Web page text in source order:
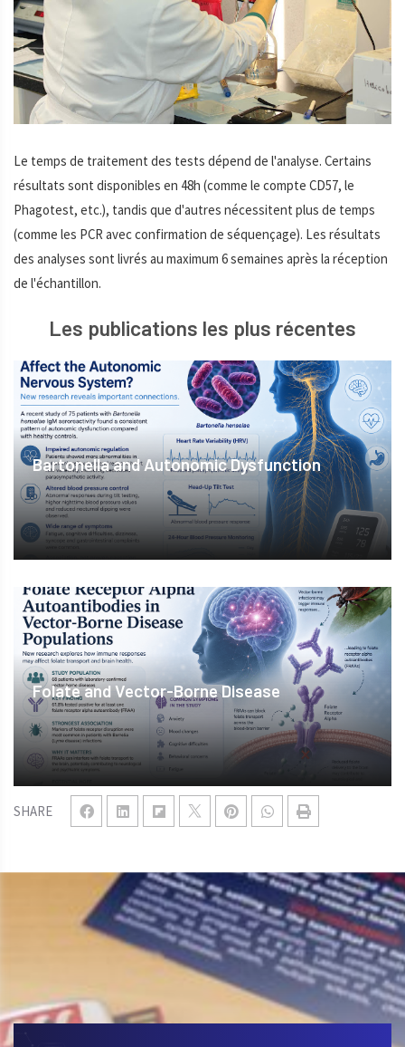
SHARE
Le temps de traitement des tests dépend de l'analyse. Certains
résultats sont disponibles en 48h (comme le compte CD57, le
Phagotest, etc.), tandis que d'autres nécessitent plus de temps
(comme les PCR avec confirmation de séquençage). Les résultats
des analyses sont livrés au maximum 6 semaines après la réception
de l'échantillon.
Les publications les plus récentes
Bartonella and Autonomic Dysfunction
Folate and Vector-Borne Disease